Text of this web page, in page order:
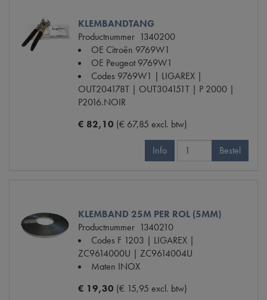
KLEMBANDTANG
Productnummer 1340200
OE Citroën 9769W1
OE Peugeot 9769W1
Codes 9769W1 | LIGAREX |
OUT204178T | OUT304151T | P 2000 |
P2016.NOIR
€ 82,10 (€ 67,85 excl. btw)
Info Bestel
KLEMBAND 25M PER ROL (5MM)
Productnummer 1340210
Codes F 1203 | LIGAREX |
ZC9614000U | ZC9614004U
Maten INOX
€ 19,30 (€ 15,95 excl. btw)